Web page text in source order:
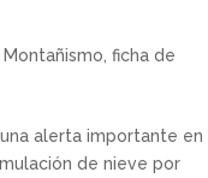
,ficha de
alerta importante en
de nieve por